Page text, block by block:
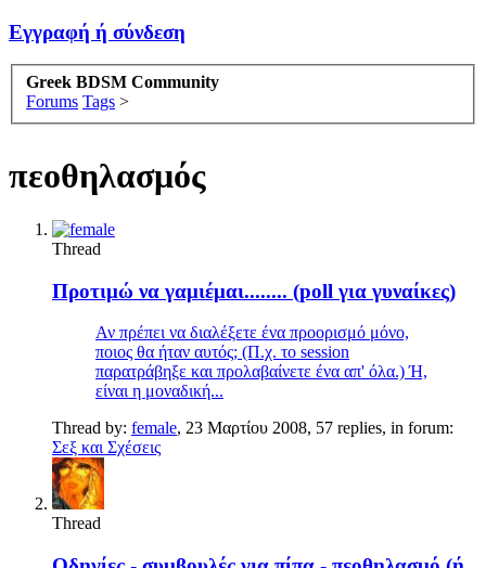
Εγγραφή ή σύνδεση
Greek BDSM Community
Forums Tags >
πεοθηλασμός
Thread
Προτιμώ να γαμιέμαι........ (poll για γυναίκες)
Αν πρέπει να διαλέξετε ένα προορισμό μόνο,
ποιος θα ήταν αυτός; (Π.χ. το session
παρατράβηξε και προλαβαίνετε ένα απ' όλα.) Ή,
είναι η μοναδική...
Thread by: female, 23 Μαρτίου 2008, 57 replies, in forum:
Σεξ και Σχέσεις
Thread